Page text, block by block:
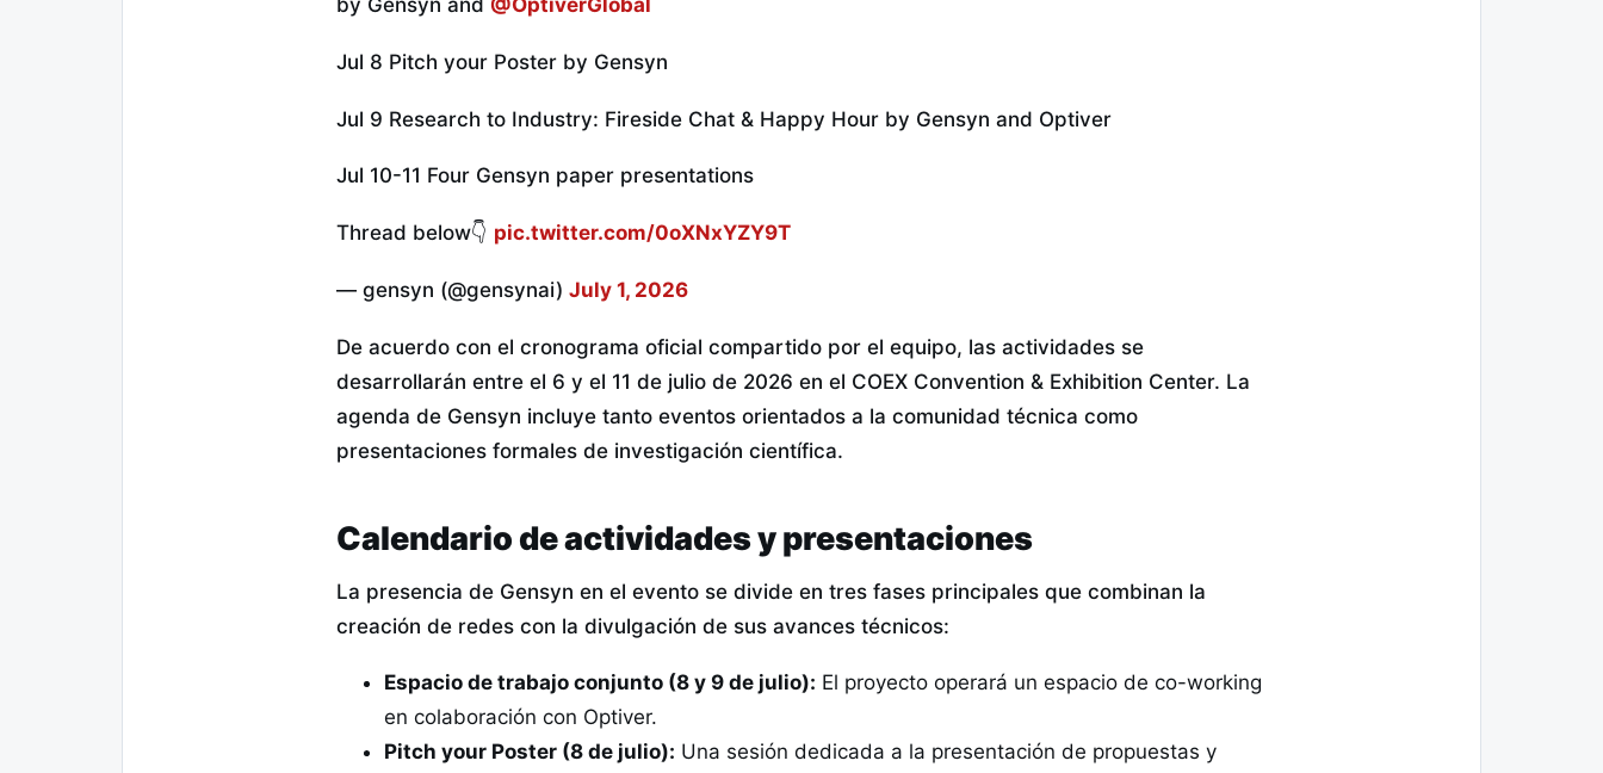
by Gensyn and @OptiverGlobal
Jul 8 Pitch your Poster by Gensyn
Jul 9 Research to Industry: Fireside Chat & Happy Hour by Gensyn and Optiver
Jul 10-11 Four Gensyn paper presentations
Thread below👇 pic.twitter.com/0oXNxYZY9T
— gensyn (@gensynai) July 1, 2026
De acuerdo con el cronograma oficial compartido por el equipo, las actividades se
desarrollarán entre el 6 y el 11 de julio de 2026 en el COEX Convention & Exhibition Center. La
agenda de Gensyn incluye tanto eventos orientados a la comunidad técnica como
presentaciones formales de investigación científica.
Calendario de actividades y presentaciones
La presencia de Gensyn en el evento se divide en tres fases principales que combinan la
creación de redes con la divulgación de sus avances técnicos:
Espacio de trabajo conjunto (8 y 9 de julio): El proyecto operará un espacio de co-working
en colaboración con Optiver.
Pitch your Poster (8 de julio): Una sesión dedicada a la presentación de propuestas y